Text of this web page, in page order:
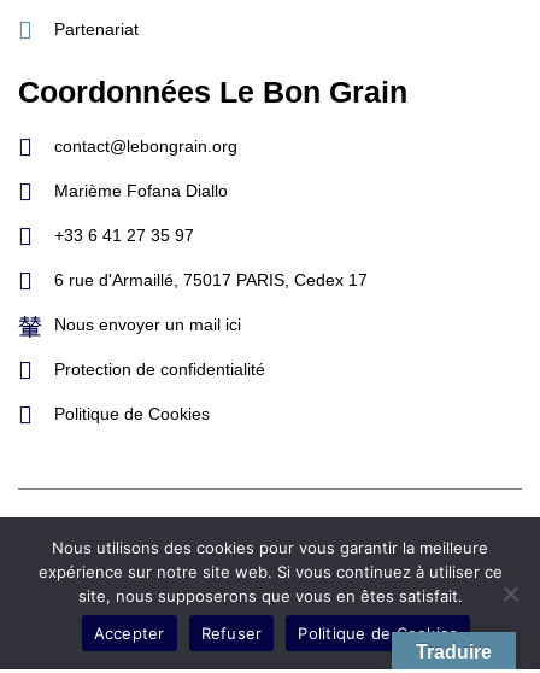
Partenariat
Coordonnées Le Bon Grain
contact@lebongrain.org
Marième Fofana Diallo
+33 6 41 27 35 97
6 rue d'Armaillé, 75017 PARIS, Cedex 17
Nous envoyer un mail ici
Protection de confidentialité
Politique de Cookies
France Logo©
F
a
c
e
I
n
s
t
T
i
t
Y
o
u
t
L
i
n
k
Traduire
Nous utilisons des cookies pour vous garantir la meilleure
expérience sur notre site web. Si vous continuez à utiliser ce
site, nous supposerons que vous en êtes satisfait.
Accepter
Refuser Politique de Cookies